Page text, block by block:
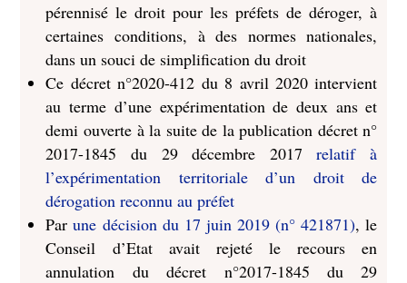
pérennisé le droit pour les préfets de déroger, à
certaines conditions, à des normes nationales,
dans un souci de simplification du droit
Ce décret n°2020-412 du 8 avril 2020 intervient
au terme d’une expérimentation de deux ans et
demi ouverte à la suite de la publication décret n°
2017-1845 du 29 décembre 2017relatif à
l’expérimentation territoriale d’un droit de
dérogation reconnu au préfet
Parune décision du 17 juin 2019 (n° 421871), le
Conseil d’Etat avait rejeté le recours en
annulation du décret n°2017-1845 du 29